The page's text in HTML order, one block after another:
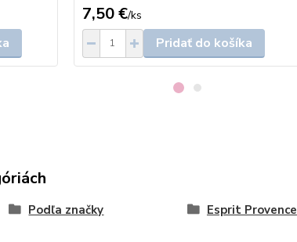
7,50 €/ks
Pridať do košíka
Podľa značky Esprit Provence